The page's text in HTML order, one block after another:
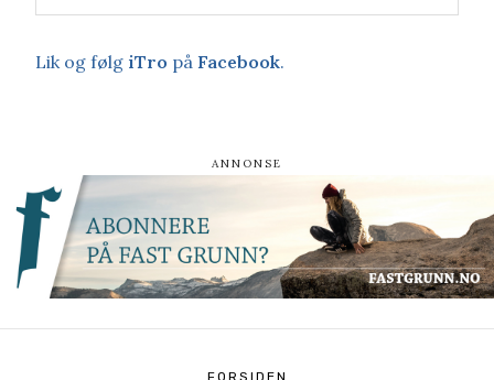
Lik og følg iTro på Facebook.
FORSIDEN